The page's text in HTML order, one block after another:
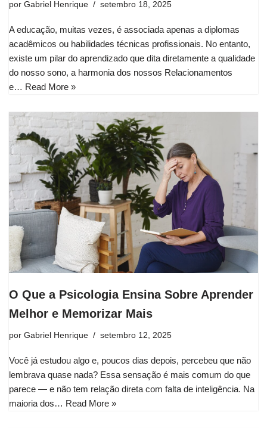
por Gabriel Henrique setembro 18, 2025
A educação, muitas vezes, é associada apenas a diplomas
acadêmicos ou habilidades técnicas profissionais. No entanto,
existe um pilar do aprendizado que dita diretamente a qualidade
do nosso sono, a harmonia dos nossos Relacionamentos
e… Read More »
O Que a Psicologia Ensina Sobre Aprender
Melhor e Memorizar Mais
por Gabriel Henrique setembro 12, 2025
Você já estudou algo e, poucos dias depois, percebeu que não
lembrava quase nada? Essa sensação é mais comum do que
parece — e não tem relação direta com falta de inteligência. Na
maioria dos… Read More »